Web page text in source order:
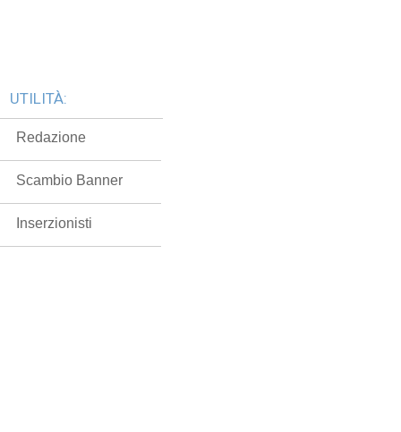
UTILITÀ:
Redazione
Scambio Banner
Inserzionisti